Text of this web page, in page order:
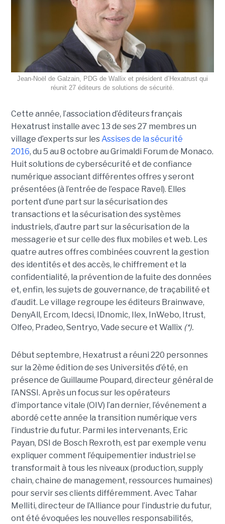
Jean-Noël de Galzain, PDG de Wallix et président d’Hexatrust qui
réunit 27 éditeurs de solutions de sécurité.
Cette année, l’association d’éditeurs français
Hexatrust installe avec 13 de ses 27 membres un
village d’experts sur lesAssises de la sécurité
2016, du 5 au 8 octobre au Grimaldi Forum de Monaco.
Huit solutions de cybersécurité et de confiance
numérique associant différentes offres y seront
présentées (à l’entrée de l’espace Ravel). Elles
portent d’une part sur la sécurisation des
transactions et la sécurisation des systèmes
industriels, d’autre part sur la sécurisation de la
messagerie et sur celle des flux mobiles et web. Les
quatre autres offres combinées couvrent la gestion
des identités et des accès, le chiffrement et la
confidentialité, la prévention de la fuite des données
et, enfin, les sujets de gouvernance, de traçabilité et
d’audit. Le village regroupe les éditeurs Brainwave,
DenyAll, Ercom, Idecsi, IDnomic, Ilex, InWebo, Itrust,
Olfeo, Pradeo, Sentryo, Vade secure et Wallix (*).
Début septembre, Hexatrust a réuni 220 personnes
sur la 2ème édition de ses Universités d’été, en
présence de Guillaume Poupard, directeur général de
l’ANSSI. Après un focus sur les opérateurs
d’importance vitale (OIV) l’an dernier, l’événement a
abordé cette année la transition numérique vers
l’industrie du futur. Parmi les intervenants, Eric
Payan, DSI de Bosch Rexroth, est par exemple venu
expliquer comment l’équipementier industriel se
transformait à tous les niveaux (production, supply
chain, chaine de management, ressources humaines)
pour servir ses clients différemment. Avec Tahar
Melliti, directeur de l’Alliance pour l’industrie du futur,
ont été évoquées les nouvelles responsabilités,